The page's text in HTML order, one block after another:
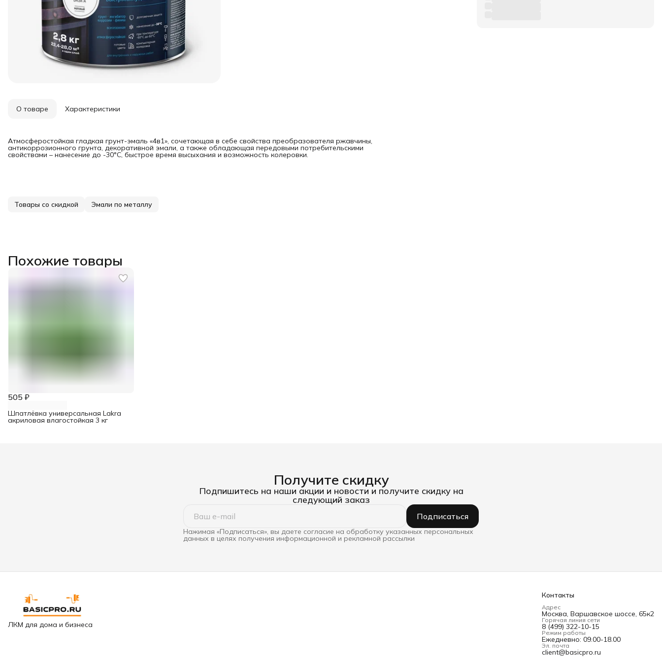
О товаре Характеристики
Атмосферостойкая гладкая грунт-эмаль «4в1», сочетающая в себе свойства преобразователя ржавчины,
антикоррозионного грунта, декоративной эмали, а также обладающая передовыми потребительскими
свойствами – нанесение до -30°С, быстрое время высыхания и возможность колеровки.
Товары со скидкой Эмали по металлу
Похожие товары
505 ₽
Шпатлёвка универсальная Lakra
акриловая влагостойкая 3 кг
Получите скидку
Подпишитесь на наши акции и новости и получите скидку на
следующий заказ
Подписаться
Нажимая «Подписаться», вы даете согласие на обработку указанных персональных
данных в целях получения информационной и рекламной рассылки
ЛКМ для дома и бизнеса
Контакты
Адрес
Москва, Варшавское шоссе, 65к2
Горячая линия сети
8 (499) 322-10-15
Режим работы
Ежедневно: 09.00-18.00
Эл. почта
client@basicpro.ru